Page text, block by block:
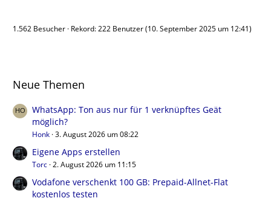
1.562 Besucher Rekord: 222 Benutzer (10. September 2025 um 12:41)
Neue Themen
WhatsApp: Ton aus nur für 1 verknüpftes Geät
möglich?
Honk 3. August 2026 um 08:22
Eigene Apps erstellen
Torc 2. August 2026 um 11:15
Vodafone verschenkt 100 GB: Prepaid-Allnet-Flat
kostenlos testen